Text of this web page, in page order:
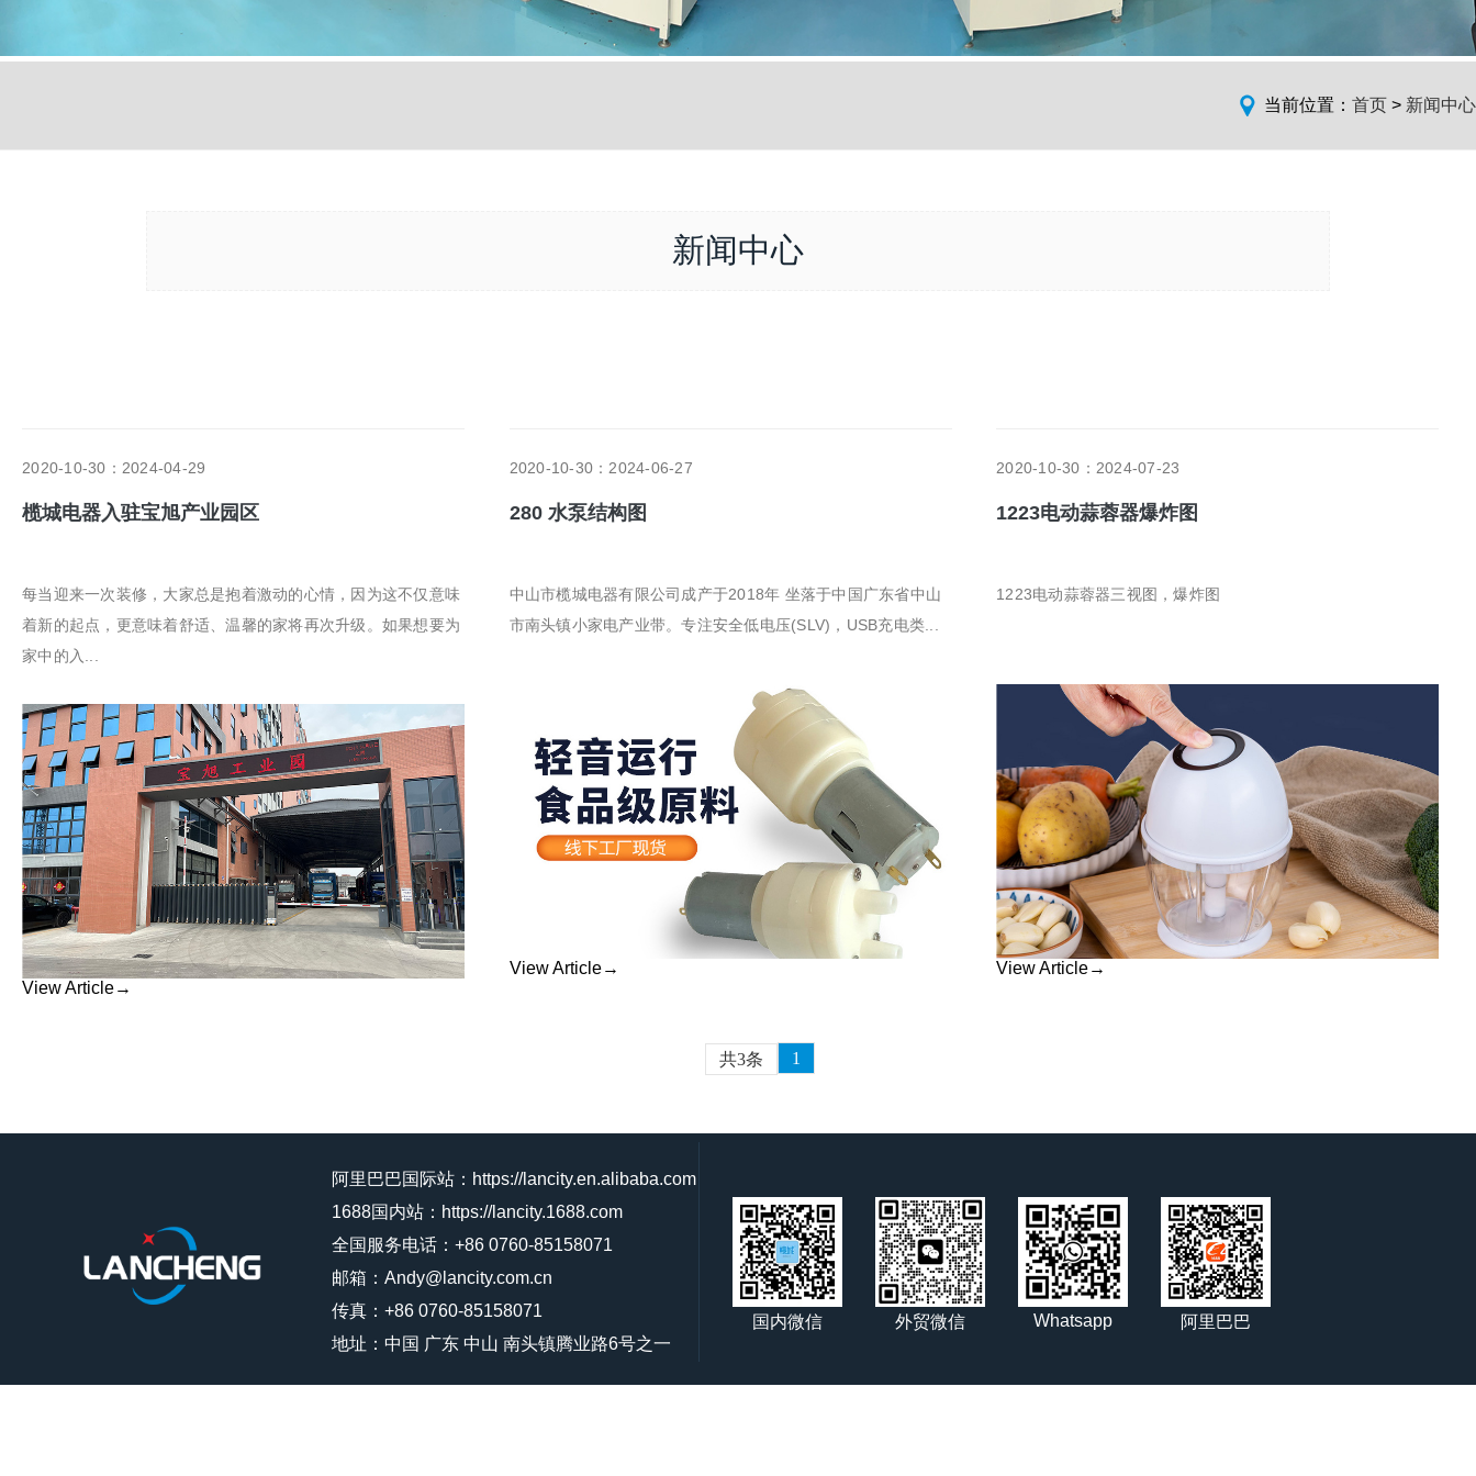
当前位置： 首页 > 新闻中心
新闻中心
2020-10-30：2024-04-29
榄城电器入驻宝旭产业园区
每当迎来一次装修，大家总是抱着激动的心情，因为这不仅意味
着新的起点，更意味着舒适、温馨的家将再次升级。如果想要为
家中的入...
View Article→
2020-10-30：2024-06-27
280 水泵结构图
中山市榄城电器有限公司成产于2018年 坐落于中国广东省中山
市南头镇小家电产业带。专注安全低电压(SLV)，USB充电类...
View Article→
2020-10-30：2024-07-23
1223电动蒜蓉器爆炸图
1223电动蒜蓉器三视图，爆炸图
View Article→
共3条 1
阿里巴巴国际站：https://lancity.en.alibaba.com
1688国内站：https://lancity.1688.com
全国服务电话：+86 0760-85158071
邮箱：Andy@lancity.com.cn
传真：+86 0760-85158071
地址：中国 广东 中山 南头镇腾业路6号之一
国内微信 外贸微信 Whatsapp 阿里巴巴